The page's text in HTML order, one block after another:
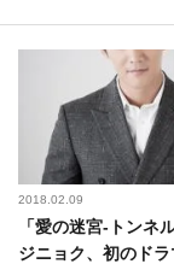
2018.02.09
「愛の迷宮-トンネ
ジニョク、初のドラ